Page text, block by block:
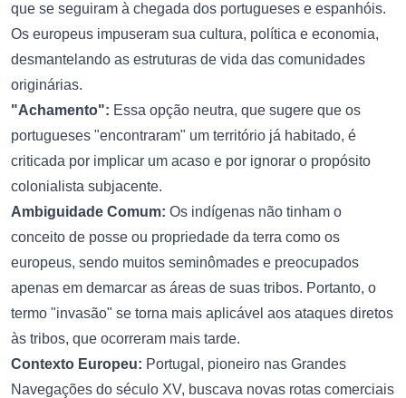
que se seguiram à chegada dos portugueses e espanhóis.
Os europeus impuseram sua cultura, política e economia,
desmantelando as estruturas de vida das comunidades
originárias.
"Achamento": Essa opção neutra, que sugere que os
portugueses "encontraram" um território já habitado, é
criticada por implicar um acaso e por ignorar o propósito
colonialista subjacente.
Ambiguidade Comum: Os indígenas não tinham o
conceito de posse ou propriedade da terra como os
europeus, sendo muitos seminômades e preocupados
apenas em demarcar as áreas de suas tribos. Portanto, o
termo "invasão" se torna mais aplicável aos ataques diretos
às tribos, que ocorreram mais tarde.
Contexto Europeu: Portugal, pioneiro nas Grandes
Navegações do século XV, buscava novas rotas comerciais